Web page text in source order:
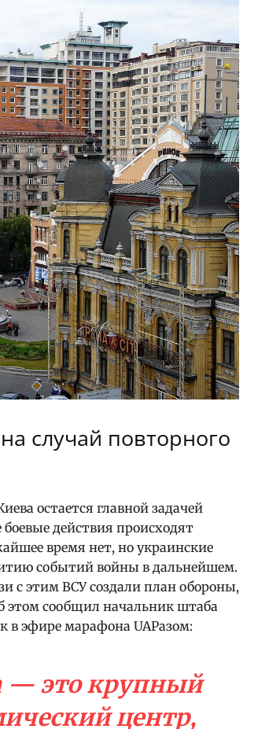
случай повторного
остается главной задачей
действия происходят
время нет, но украинские
событий войны в дальнейшем.
с этим ВСУ создали план обороны,
этом сообщил начальник штаба
в эфире марафона UAРазом:
— это крупный
центр,